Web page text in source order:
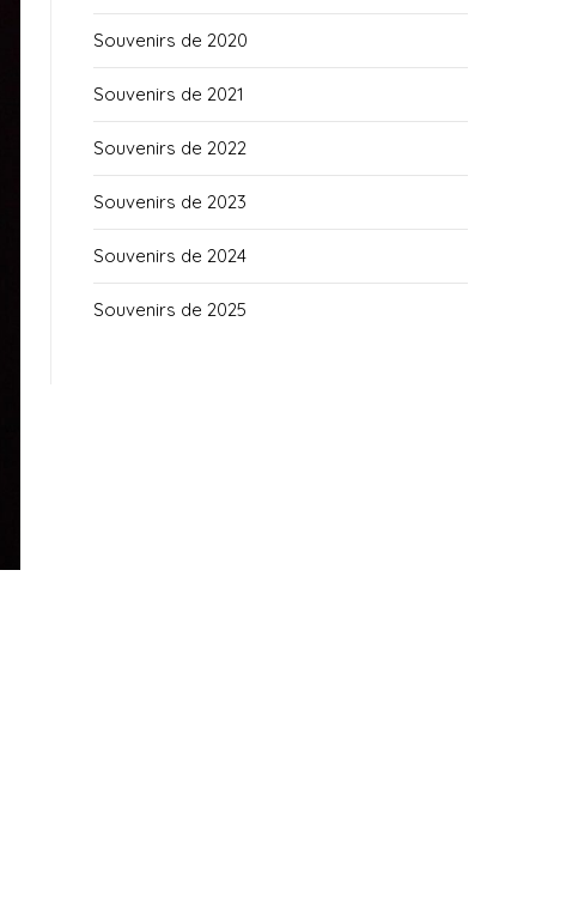
Souvenirs de 2020
Souvenirs de 2021
Souvenirs de 2022
Souvenirs de 2023
Souvenirs de 2024
Souvenirs de 2025